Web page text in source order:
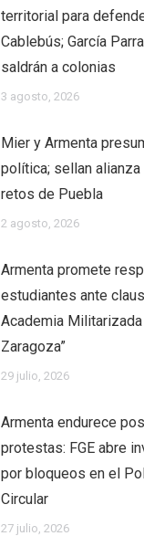
territorial para
Cablebús; García
saldrán a colonias
3 agosto, 2026
Mier y Armenta
política; sellan alianza
retos de Puebla
2 agosto, 2026
Armenta promete
estudiantes ante
Academia Militarizada
Zaragoza”
29 julio, 2026
Armenta endurece
protestas: FGE abre
por bloqueos en el
Circular
27 julio, 2026